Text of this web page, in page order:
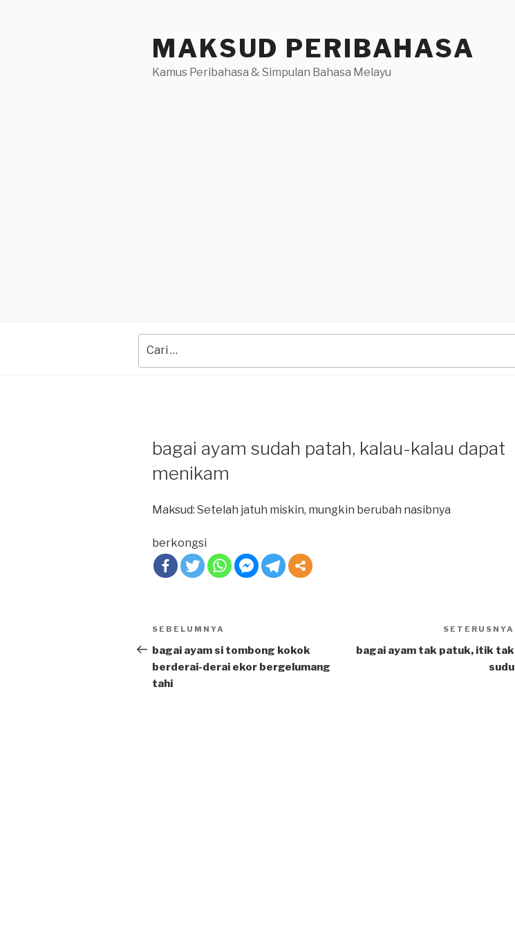
MAKSUD PERIBAHASA
Kamus Peribahasa & Simpulan Bahasa Melayu
for:
bagai ayam sudah patah, kalau-kalau dapat
menikam
Maksud: Setelah jatuh miskin, mungkin berubah nasibnya
berkongsi
Post
navigation
Previous
Post
SEBELUMNYA
bagai ayam si tombong kokok
berderai-derai ekor bergelumang
tahi
SETERUSNYA
bagai ayam tak patuk, itik tak
sudu